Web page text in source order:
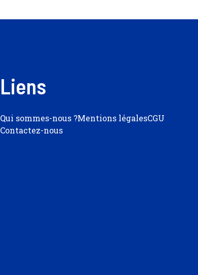
Liens
Qui sommes-nous ?Mentions légalesCGU
Contactez-nous